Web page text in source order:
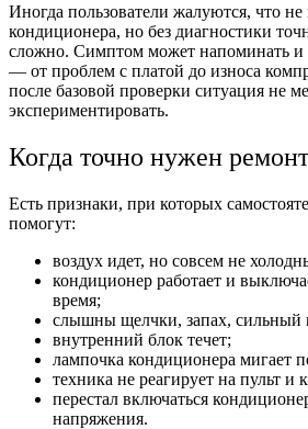
Иногда пользователи жалуются, что не
кондиционера, но без диагностики
сложно. Симптом может напоминать и
— от проблем с платой до износа
после базовой проверки ситуация не
экспериментировать.
Когда точно нужен ремонт
Есть признаки, при которых
помогут:
воздух идет, но совсем не
кондиционер работает и
время;
слышны щелчки, запах, сильный
внутренний блок течет;
лампочка кондиционера мигает
техника не реагирует на пульт и
перестал включаться
напряжения.